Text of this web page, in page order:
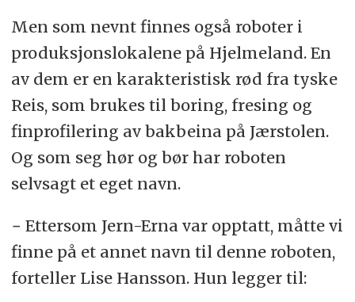
Men som nevnt finnes også roboter i
produksjonslokalene på Hjelmeland. En
av dem er en karakteristisk rød fra tyske
Reis, som brukes til boring, fresing og
finprofilering av bakbeina på Jærstolen.
Og som seg hør og bør har roboten
selvsagt et eget navn.
− Ettersom Jern-Erna var opptatt, måtte vi
finne på et annet navn til denne roboten,
forteller Lise Hansson. Hun legger til: